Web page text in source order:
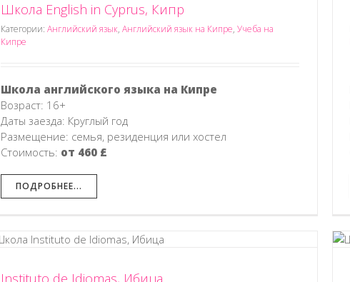
Школа English in Cyprus, Кипр
Категории: Английский язык, Английский язык на Кипре, Учеба на
Кипре
Школа английского языка на Кипре
Возраст: 16+
Даты заезда: Круглый год
Размещение: семья, резиденция или хостел
Стоимость: от 460 £
ПОДРОБНЕЕ...
Школа английского IELS, Мальта
Английский язык Английский язык на Мальте Обучение на Мальте
Instituto de Idiomas, Ибица